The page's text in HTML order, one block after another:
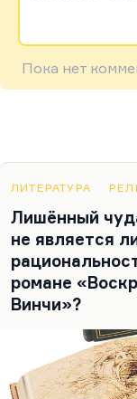
Пока нет
ЛИТЕРАТУРА
Лишённый
не является
романе
Винчи»?